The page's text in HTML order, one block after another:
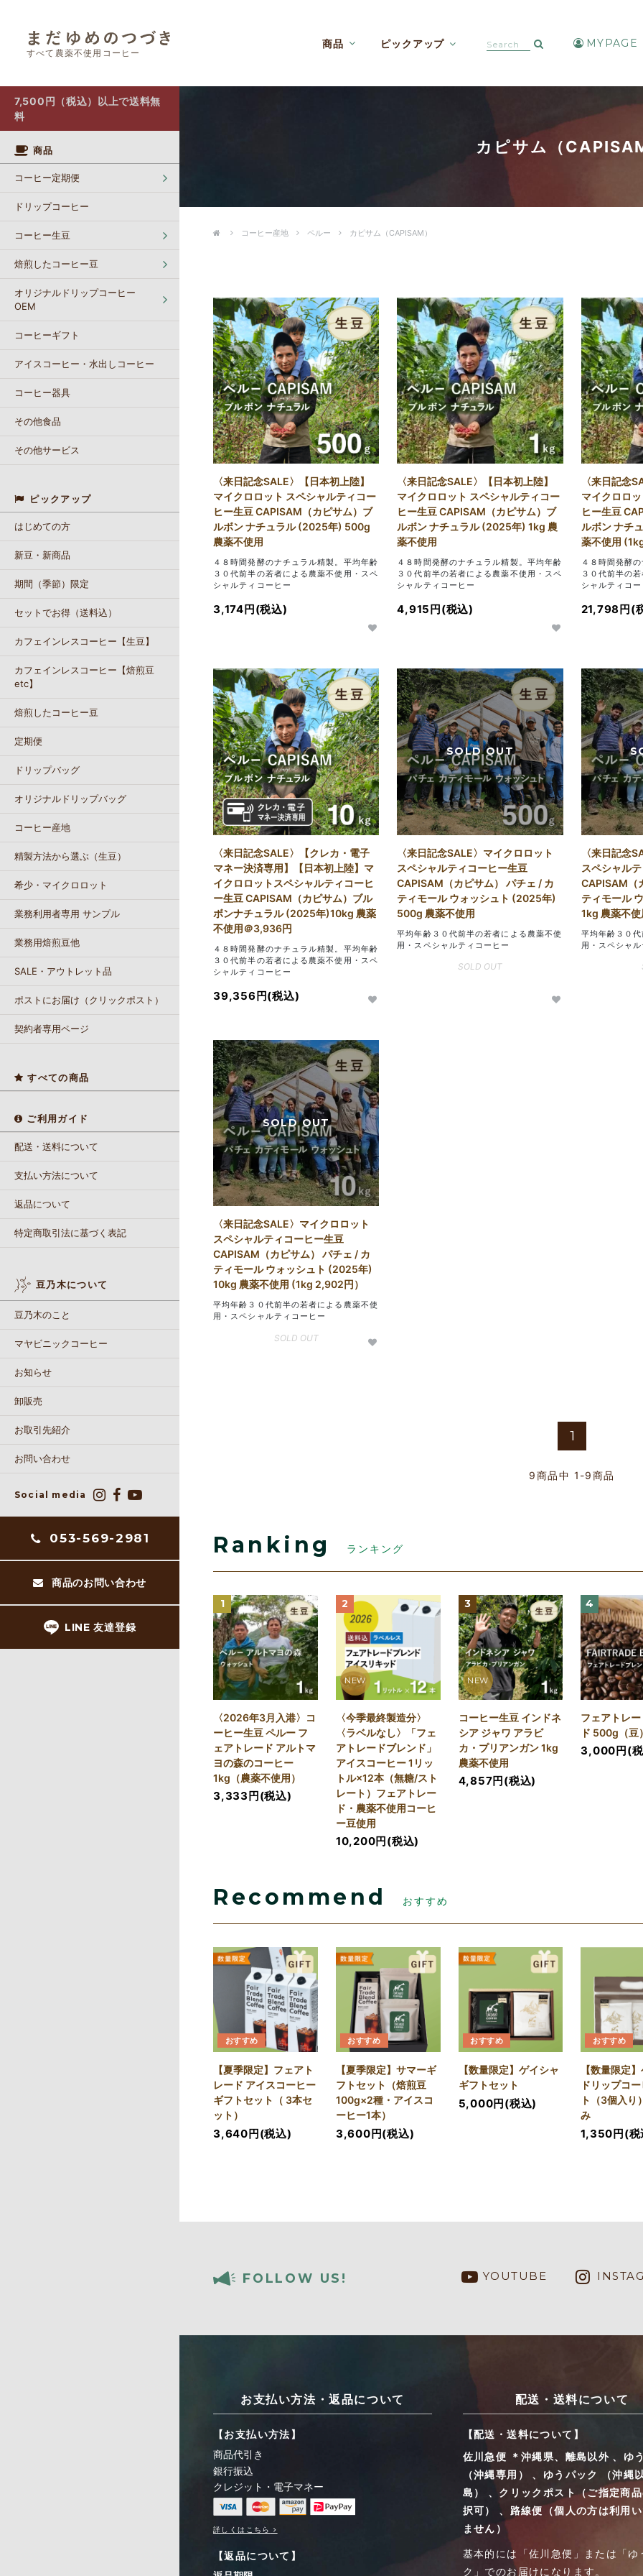
すべて農薬不使用コーヒー
商品 ピックアップ MYPAGE
7,500円（税込）以上で送料無
料
商品
コーヒー定期便
ドリップコーヒー
コーヒー生豆
焙煎したコーヒー豆
オリジナルドリップコーヒー
OEM
コーヒーギフト
アイスコーヒー・水出しコーヒー
コーヒー器具
その他食品
その他サービス
ピックアップ
はじめての方
新豆・新商品
期間（季節）限定
セットでお得（送料込）
カフェインレスコーヒー【生豆】
カフェインレスコーヒー【焙煎豆
etc】
焙煎したコーヒー豆
定期便
ドリップバッグ
オリジナルドリップバッグ
コーヒー産地
精製方法から選ぶ（生豆）
希少・マイクロロット
業務利用者専用 サンプル
業務用焙煎豆他
SALE・アウトレット品
ポストにお届け（クリックポスト）
契約者専用ページ
すべての商品
ご利用ガイド
配送・送料について
支払い方法について
返品について
特定商取引法に基づく表記
豆乃木について
豆乃木のこと
マヤビニックコーヒー
お知らせ
卸販売
お取引先紹介
お問い合わせ
Social media
053-569-2981
商品のお問い合わせ
LINE 友達登録
カピサム（
コーヒー産地 ペルー カピサム（CAPISAM）
〈来日記念SALE〉【日本初上陸】
マイクロロット スペシャルティコー
ヒー生豆 CAPISAM（カピサム）ブ
ルボン ナチュラル (2025年) 500g
農薬不使用
４８時間発酵のナチュラル精製。平均年齢
３０代前半の若者による農薬不使用・スペ
シャルティコーヒー
3,174円(税込)
〈来日記念SALE〉【日本初上陸】
マイクロロット スペシャルティコー
ヒー生豆 CAPISAM（カピサム）ブ
ルボン ナチュラル (2025年) 1kg 農
薬不使用
４８時間発酵のナチュラル精製。平均年齢
３０代前半の若者による農薬不使用・スペ
シャルティコーヒー
4,915円(税込)
〈来日記念
マイクロロ
ヒー生豆
ルボン ナチ
薬不使用
４８時間発酵
３０代前半の
シャルティコ
21,798円(
〈来日記念SALE〉【クレカ・電子
マネー決済専用】【日本初上陸】マ
イクロロットスペシャルティコーヒ
ー生豆 CAPISAM（カピサム）ブル
ボンナチュラル (2025年)10kg 農薬
不使用＠3,936円
４８時間発酵のナチュラル精製。平均年齢
３０代前半の若者による農薬不使用・スペ
シャルティコーヒー
39,356円(税込)
〈来日記念SALE〉マイクロロット
スペシャルティコーヒー生豆
CAPISAM（カピサム） パチェ / カ
ティモール ウォッシュト (2025年)
500g 農薬不使用
平均年齢３０代前半の若者による農薬不使
用・スペシャルティコーヒー
SOLD OUT
〈来日記念
スペシャル
CAPISAM（
ティモール
1kg 農薬不使
平均年齢３０
用・スペシャ
〈来日記念SALE〉マイクロロット
スペシャルティコーヒー生豆
CAPISAM（カピサム） パチェ / カ
ティモール ウォッシュト (2025年)
10kg 農薬不使用 (1kg 2,902円）
平均年齢３０代前半の若者による農薬不使
用・スペシャルティコーヒー
SOLD OUT
1
9商品中 1-9商品
Ranking ランキング
1
〈2026年3月入港〉コ
ーヒー生豆 ペルー フ
ェアトレード アルトマ
ヨの森のコーヒー
1kg（農薬不使用）
3,333円(税込)
2
NEW
〈今季最終製造分〉
〈ラベルなし〉「フェ
アトレードブレンド」
アイスコーヒー 1リッ
トル×12本（無糖/スト
レート）フェアトレー
ド・農薬不使用コーヒ
ー豆使用
10,200円(税込)
3
NEW
コーヒー生豆 インドネ
シア ジャワ アラビ
カ・プリアンガン 1kg
農薬不使用
4,857円(税込)
4
フェアトレ
ド 500g（豆
3,000円(
Recommend おすすめ
おすすめ
【夏季限定】フェアト
レード アイスコーヒー
ギフトセット（ 3本セ
ット）
3,640円(税込)
おすすめ
【夏季限定】サマーギ
フトセット（焙煎豆
100g×2種・アイスコ
ーヒー1本）
3,600円(税込)
おすすめ
【数量限定】ゲイシャ
ギフトセット
5,000円(税込)
おすすめ
【数量限定
ドリップコ
ト（3個入り
み
1,350円(税
FOLLOW US! YOUTUBE
お支払い方法・返品について
【お支払い方法】
商品代引き
銀行振込
クレジット・電子マネー
詳しくはこちら
【返品について】
配送・送料について
【配送・送料について】
佐川急便 ＊沖縄県、離島以外 、ゆ
（沖縄専用） 、ゆうパック （沖縄
島） 、クリックポスト（ご指定商
択可） 、路線便（個人の方は利用
ません）
基本的には「佐川急便」または「ゆ
ク」でのお届けになります。